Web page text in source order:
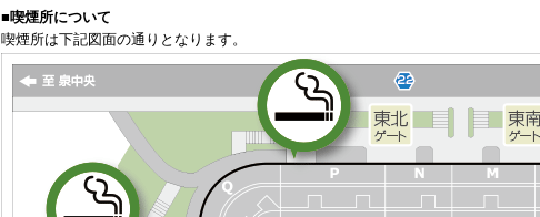
■喫煙所について
喫煙所は下記図面の通りとなります。